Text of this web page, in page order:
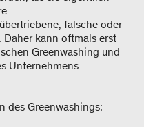
falsche oder
Daher kann oftmals erst
Greenwashing und
Unternehmens
des Greenwashings: